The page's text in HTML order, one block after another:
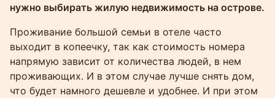
нужно выбирать жилую недвижимость на острове.
Проживание большой семьи в отеле часто
выходит в копеечку, так как стоимость номера
напрямую зависит от количества людей, в нем
проживающих. И в этом случае лучше снять дом,
что будет намного дешевле и удобнее. И при этом